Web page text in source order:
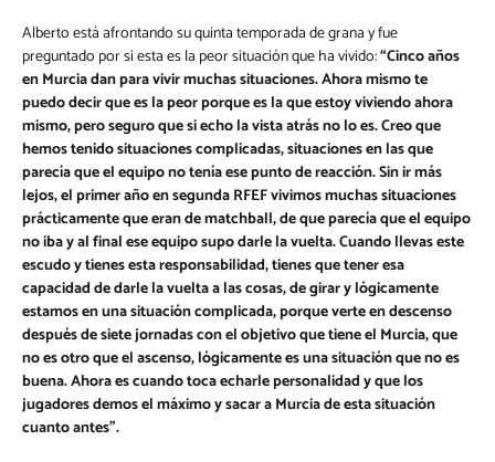
Alberto está afrontando su quinta temporada de grana y fue
preguntado por si esta es la peor situación que ha vivido:“Cinco años
en Murcia dan para vivir muchas situaciones. Ahora mismo te
puedo decir que es la peor porque es la que estoy viviendo ahora
mismo, pero seguro que si echo la vista atrás no lo es. Creo que
hemos tenido situaciones complicadas, situaciones en las que
parecía que el equipo no tenía ese punto de reacción. Sin ir más
lejos, el primer año en segunda RFEF vivimos muchas situaciones
prácticamente que eran de matchball, de que parecía que el equipo
no iba y al final ese equipo supo darle la vuelta. Cuando llevas este
escudo y tienes esta responsabilidad, tienes que tener esa
capacidad de darle la vuelta a las cosas,de girar y lógicamente
estamos en una situación complicada, porque verte en descenso
después de siete jornadas con el objetivo que tiene el Murcia, que
no es otro que el ascenso, lógicamente es una situación que no es
buena.Ahora es cuando toca echarle personalidad y que los
jugadores demos el máximo y sacar a Murcia de esta situación
cuanto antes”.